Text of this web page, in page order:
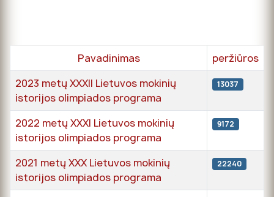
Pavadinimas
peržiūros
2023 metų XXXII Lietuvos mokinių
istorijos olimpiados programa
13037
2022 metų XXXI Lietuvos mokinių
istorijos olimpiados programa
9172
2021 metų XXX Lietuvos mokinių
istorijos olimpiados programa
22240